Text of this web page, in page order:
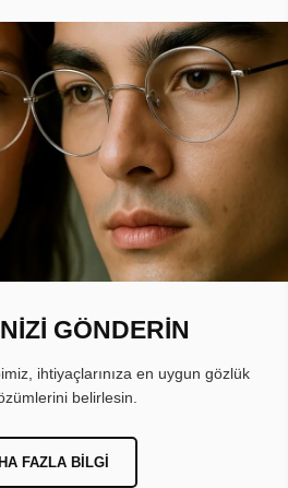
GÖNDERİN
ihtiyaçlarınıza en uygun gözlük
belirlesin.
FAZLA BILGI